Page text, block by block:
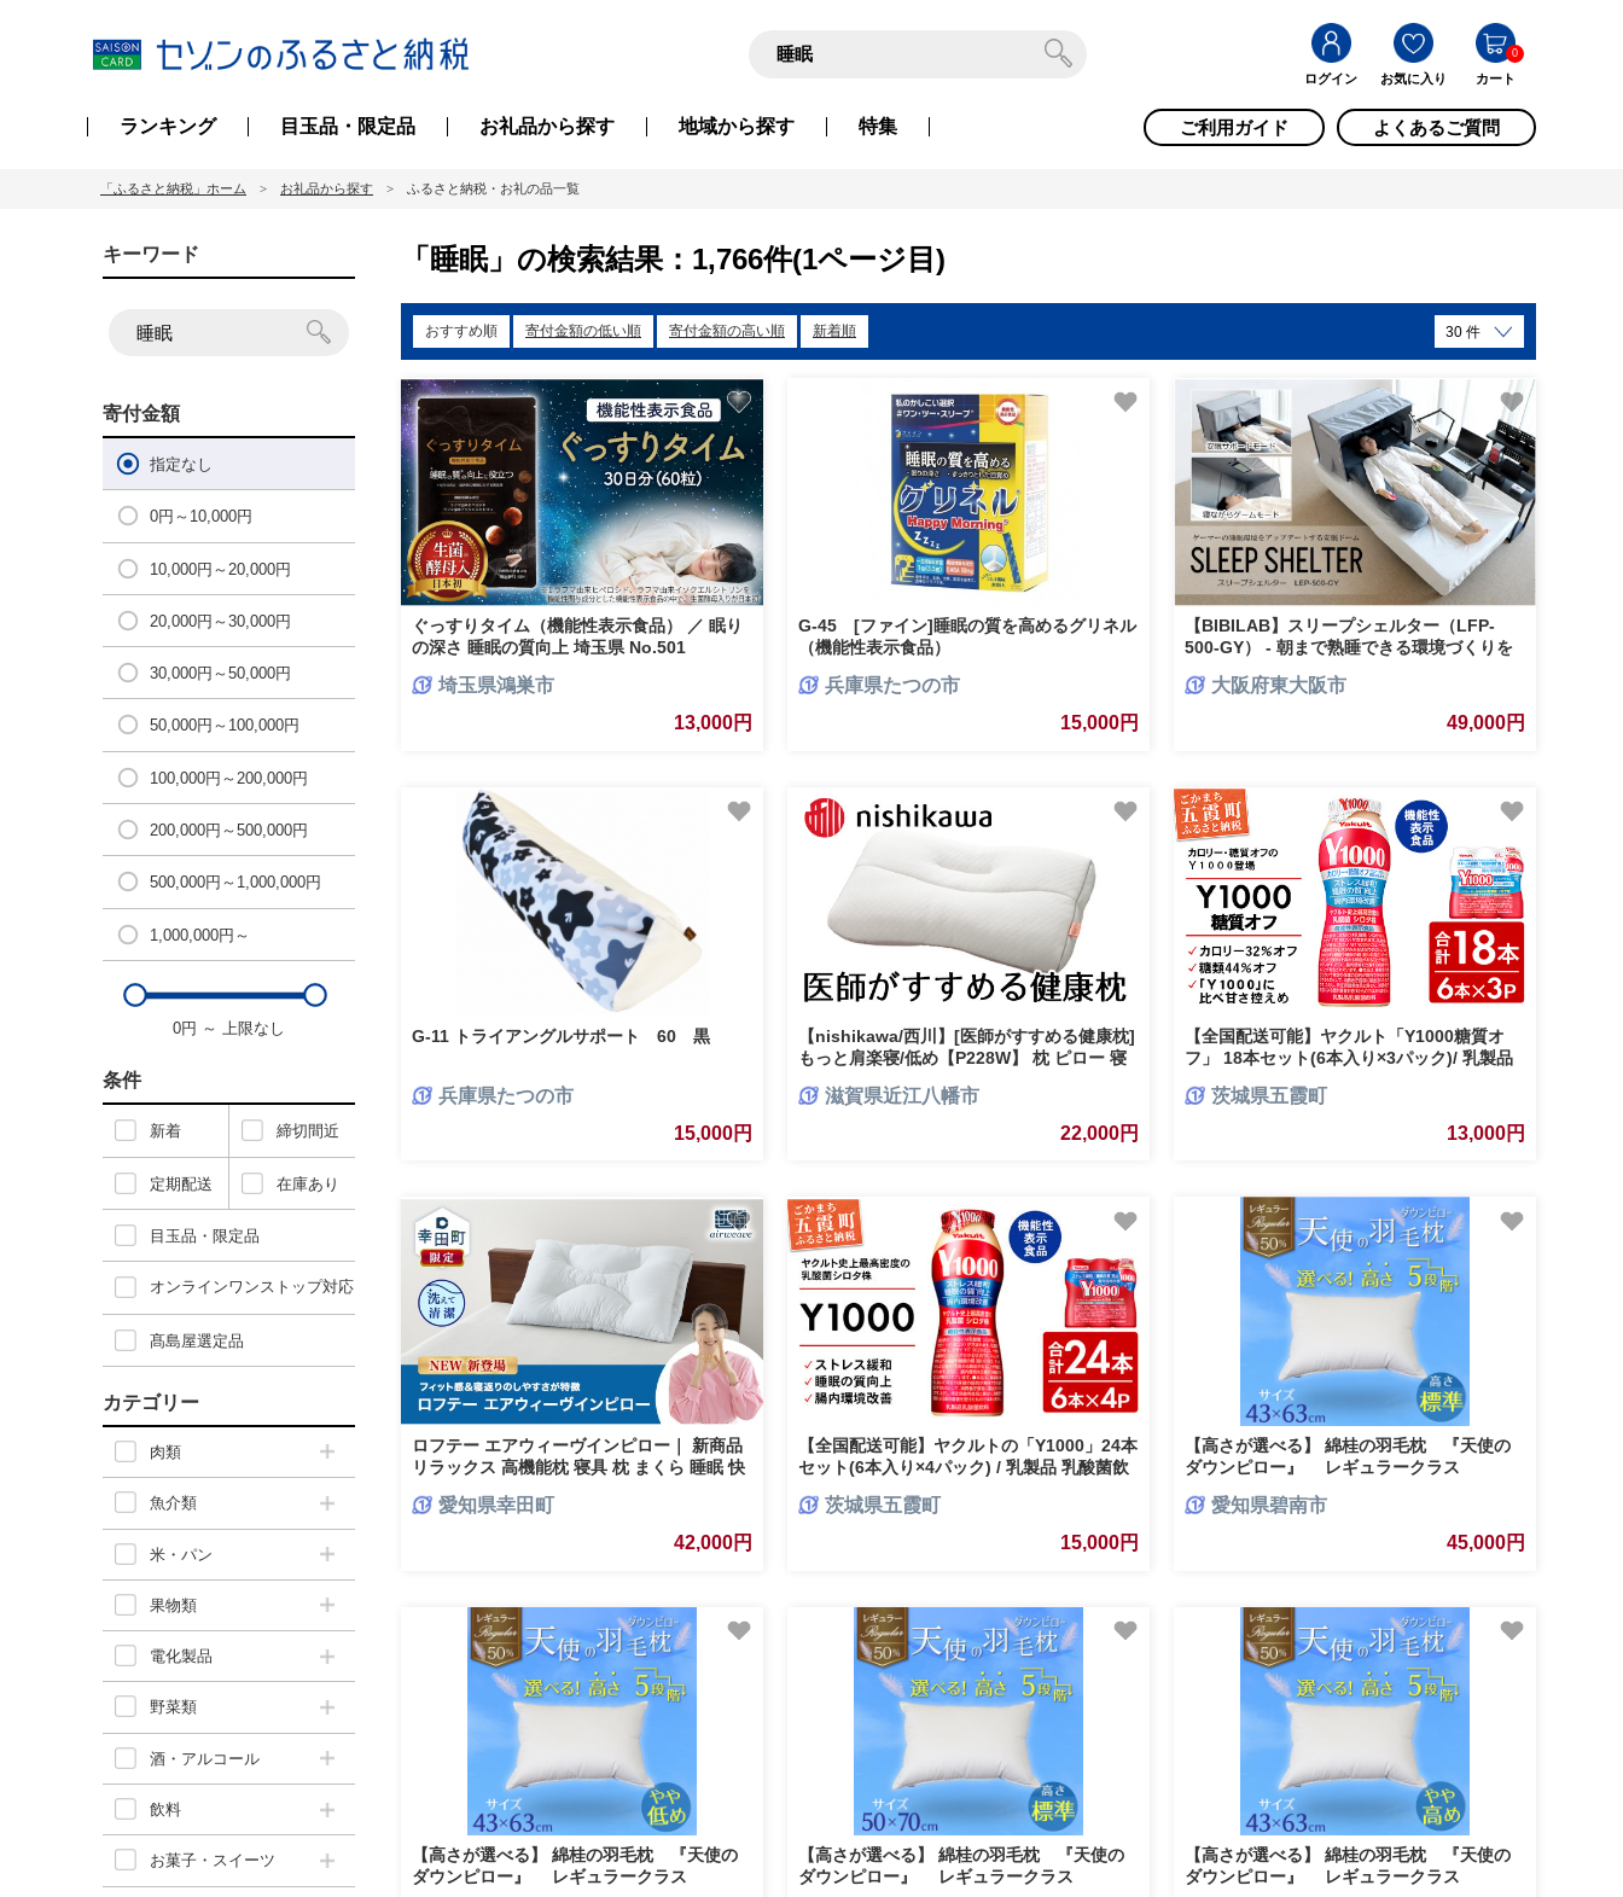
ログイン お気に入り カート
0
ランキング 目玉品・限定品 お礼品から探す 地域から探す 特集 ご利用ガイド よくあるご質問
「ふるさと納税」ホーム お礼品から探す ふるさと納税・お礼の品一覧
キーワード
寄付金額
指定なし
0円～10,000円
10,000円～20,000円
20,000円～30,000円
30,000円～50,000円
50,000円～100,000円
100,000円～200,000円
200,000円～500,000円
500,000円～1,000,000円
1,000,000円～
0円 ～ 上限なし
条件
新着 締切間近
定期配送 在庫あり
目玉品・限定品
オンラインワンストップ対応
髙島屋選定品
カテゴリー
肉類
魚介類
米・パン
果物類
電化製品
野菜類
酒・アルコール
飲料
お菓子・スイーツ
「睡眠」の検索結果：1,766件(1ページ目)
おすすめ順 寄付金額の低い順 寄付金額の高い順 新着順
ぐっすりタイム（機能性表示食品） ／ 眠り
の深さ 睡眠の質向上 埼玉県 No.501
埼玉県鴻巣市
13,000円
G-45 [ファイン]睡眠の質を高めるグリネル
（機能性表示食品）
兵庫県たつの市
15,000円
【BIBILAB】スリープシェルター（LFP-
500-GY） - 朝まで熟睡できる環境づくりを
大阪府東大阪市
49,000円
G-11 トライアングルサポート 60 黒
兵庫県たつの市
15,000円
【nishikawa/西川】[医師がすすめる健康枕]
もっと肩楽寝/低め【P228W】 枕 ピロー 寝
気 おすすめ 睡眠改善 快眠 健康
滋賀県近江八幡市
22,000円
【全国配送可能】ヤクルト「Y1000糖質オ
フ」 18本セット(6本入り×3パック)/ 乳製品
向上 乳酸菌シロタ株 機能性表示食品 カロリ
茨城県五霞町
13,000円
ロフテー エアウィーヴインピロー｜ 新商品
リラックス 高機能枕 寝具 枕 まくら 睡眠 快
エアウィーブ air weave 送料無料
愛知県幸田町
42,000円
【全国配送可能】ヤクルトの「Y1000」24本
セット(6本入り×4パック) / 乳製品 乳酸菌飲
酸菌シロタ株 機能性表示食品 茨城県
茨城県五霞町
15,000円
【高さが選べる】 綿桂の羽毛枕 『天使の
ダウンピロー』 レギュラークラス
睡眠改善 H115-091
愛知県碧南市
45,000円
【高さが選べる】 綿桂の羽毛枕 『天使の
ダウンピロー』 レギュラークラス
【高さが選べる】 綿桂の羽毛枕 『天使の
ダウンピロー』 レギュラークラス
【高さが選べる】 綿桂の羽毛枕 『天使の
ダウンピロー』 レギュラークラス